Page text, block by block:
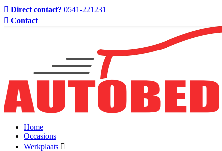
Direct contact? 0541-221231
Contact
Home
Occasions
Werkplaats